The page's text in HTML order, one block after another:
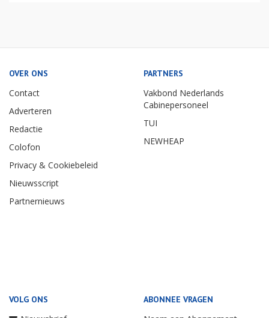
OVER ONS
Contact
Adverteren
Redactie
Colofon
Privacy & Cookiebeleid
Nieuwsscript
Partnernieuws
PARTNERS
Vakbond Nederlands
Cabinepersoneel
TUI
NEWHEAP
VOLG ONS ABONNEE VRAGEN